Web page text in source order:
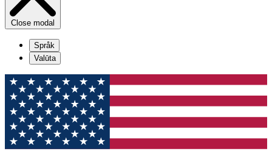
Close modal
Språk
Valūta